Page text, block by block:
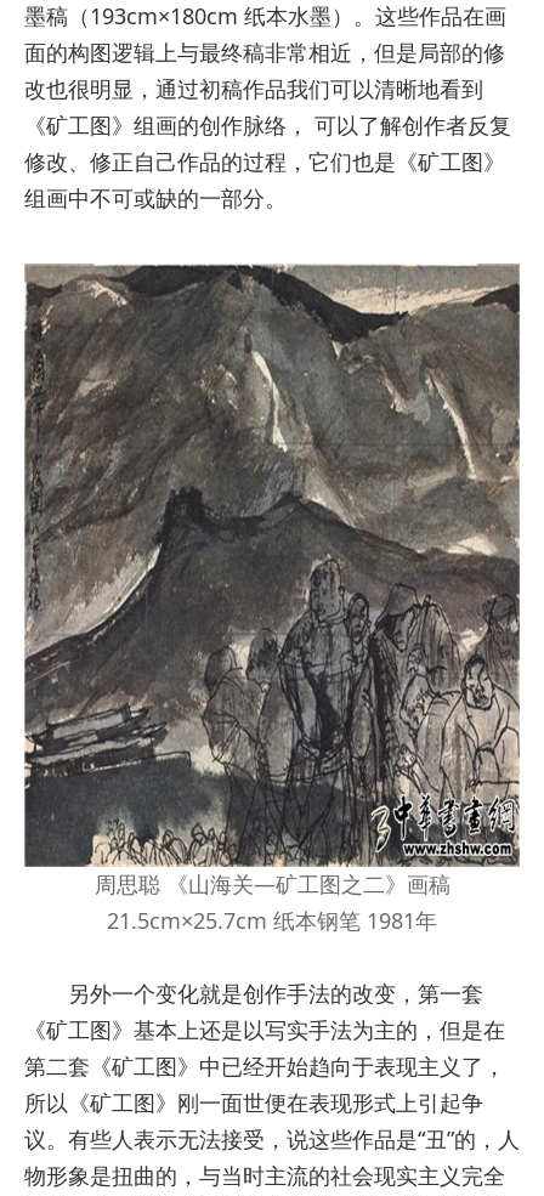
墨稿（193cm×180cm 纸本水墨）。这些作品在画
面的构图逻辑上与最终稿非常相近，但是局部的修
改也很明显，通过初稿作品我们可以清晰地看到
《矿工图》组画的创作脉络， 可以了解创作者反复
修改、修正自己作品的过程，它们也是《矿工图》
组画中不可或缺的一部分。
周思聪 《山海关—矿工图之二》画稿
21.5cm×25.7cm 纸本钢笔 1981年
另外一个变化就是创作手法的改变，第一套
《矿工图》基本上还是以写实手法为主的，但是在
第二套《矿工图》中已经开始趋向于表现主义了，
所以《矿工图》刚一面世便在表现形式上引起争
议。有些人表示无法接受，说这些作品是“丑”的，人
物形象是扭曲的，与当时主流的社会现实主义完全